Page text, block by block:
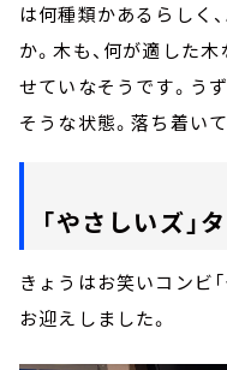
は何種類かあるらしく
か。木も、何が適した
せていなそうです。う
そうな状態。落ち着い
「やさしいズ」
きょうはお笑いコンビ
お迎えしました。